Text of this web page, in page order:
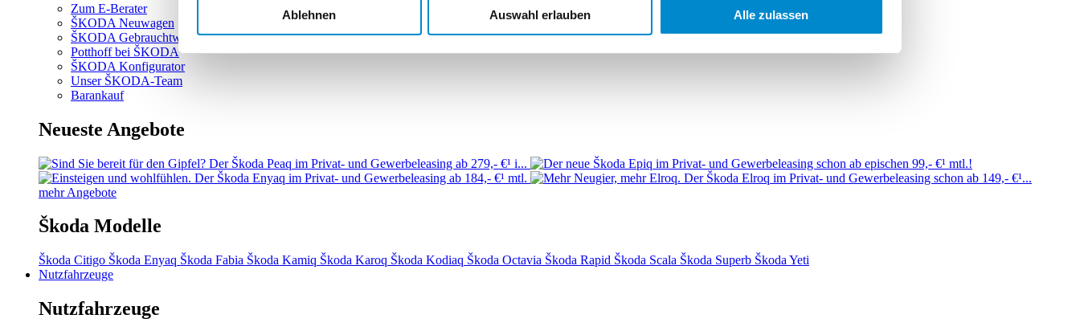
Ablehnen Auswahl erlauben Alle zulassen
Zum E-Berater
ŠKODA Neuwagen
ŠKODA Gebrauchtwagen
Potthoff bei ŠKODA
ŠKODA Konfigurator
Unser ŠKODA-Team
Barankauf
Neueste Angebote
mehr Angebote
Škoda Modelle
Škoda Citigo Škoda Enyaq Škoda Fabia Škoda Kamiq Škoda Karoq Škoda Kodiaq Škoda Octavia Škoda Rapid Škoda Scala Škoda Superb Škoda Yeti
Nutzfahrzeuge
Nutzfahrzeuge